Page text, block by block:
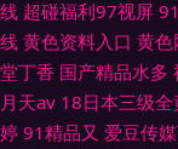
线 超碰福利97视屏
线 黄色资料入口 黄色
堂丁香 国产精品水多
月天av 18日本三级全
婷 91精品又 爱豆传